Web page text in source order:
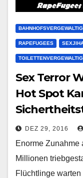
RAPEFUGEES
Sex Terror
Hot Spot
DEZ 29, 2016
Enorme Zunahme
Millionen
Flüchtlinge